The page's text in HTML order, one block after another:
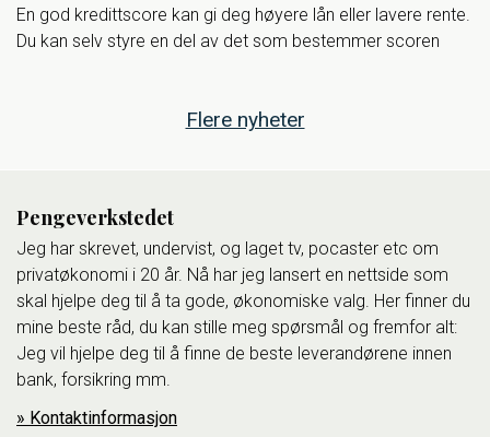
En god kredittscore kan gi deg høyere lån eller lavere rente.
Du kan selv styre en del av det som bestemmer scoren
Flere nyheter
Pengeverkstedet
Jeg har skrevet, undervist, og laget tv, pocaster etc om
privatøkonomi i 20 år. Nå har jeg lansert en nettside som
skal hjelpe deg til å ta gode, økonomiske valg. Her finner du
mine beste råd, du kan stille meg spørsmål og fremfor alt:
Jeg vil hjelpe deg til å finne de beste leverandørene innen
bank, forsikring mm.
Kontaktinformasjon